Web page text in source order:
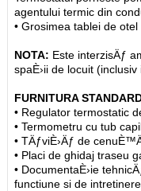
agentului termic din
• Grosimea tablei de
NOTA: Este interzisÄƒ
spaÈ›ii de locuit (inclusiv
FURNITURA
• Regulator termostatic
• Termometru cu tub
• TÄƒviÈ›Äƒ de
• Placi de ghidaj traseu
• DocumentaÈ›ie
functiune si de